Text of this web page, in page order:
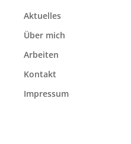
Aktuelles
Über mich
Arbeiten
Kontakt
Impressum